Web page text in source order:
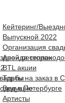
Кейтеринг/
Выпускной 2022
Организация
Аренда
BTL акции
Торты на заказ в
Ведущие
Артисты
ресторан
в Петербурге